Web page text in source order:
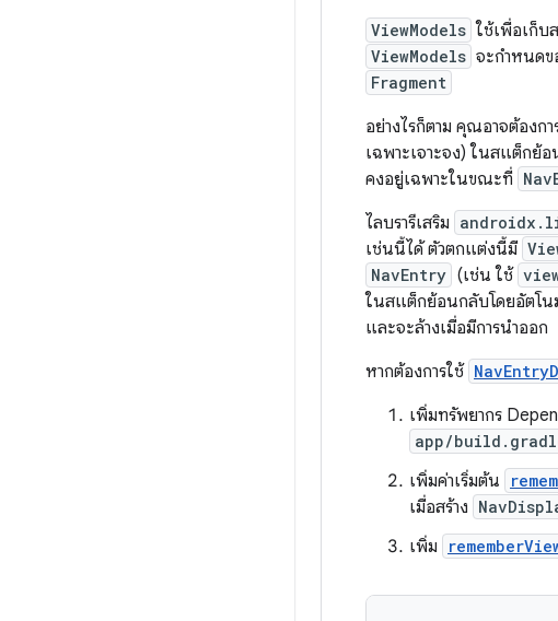
ViewModels ใช้เพื่อเก็บ
ViewModels จะกำหนดข
Fragment
อย่างไรก็ตาม คุณอาจต้องก
เฉพาะเจาะจง) ในสแต็ก
คงอยู่เฉพาะในขณะที่
ไลบรารีเสริม
เช่นนี้ได้ ตัวตกแต่งนี้มี
NavEntry (เช่น ใช้
ในสแต็กย้อนกลับโดยอัตโน
และจะล้างเมื่อมีการนำออก
หากต้องการใช้
เพิ่มทรัพยากร
app/
เพิ่มค่าเริ่มต้น
เมื่อสร้าง
เพิ่ม